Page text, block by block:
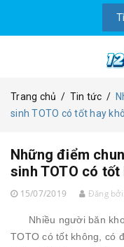
Trang chủ / Tin tức /
sinh TOTO có tốt hay
Những điểm
sinh TOTO có
15/07/2019 Đăng bởi:
Nhiều người băn
TOTO có tốt không, có